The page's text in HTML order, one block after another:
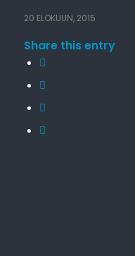
20 ELOKUUN, 2015
Share this entry